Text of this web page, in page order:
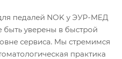
педалей NOK у ЭУР-МЕД
уверены в быстрой
сервиса. Мы стремимся
практика